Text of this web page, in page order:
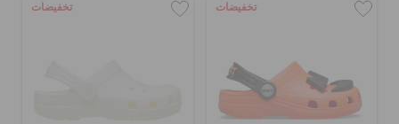
تخفيضات تخفيضات